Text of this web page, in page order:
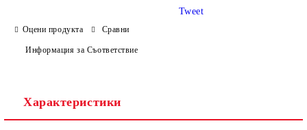
Оцени продукта Сравни
Информация за Съответствие
Tweet
Характеристики